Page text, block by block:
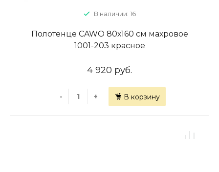
В наличии: 16
Полотенце CAWO 80х160 см махровое
1001-203 красное
4 920 руб.
- + В корзину